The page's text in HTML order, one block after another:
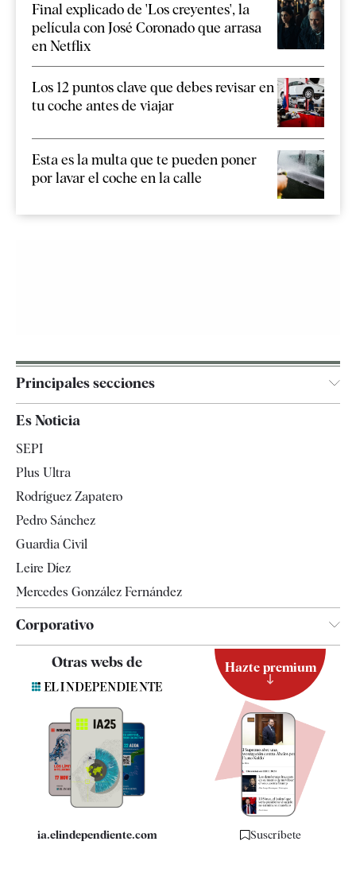
Final explicado de 'Los creyentes', la
película con José Coronado que arrasa
en Netflix
Los 12 puntos clave que debes revisar en
tu coche antes de viajar
Esta es la multa que te pueden poner
por lavar el coche en la calle
Principales secciones
España
Televisión
Es Noticia
SEPI
Plus Ultra
Rodríguez Zapatero
Pedro Sánchez
Guardia Civil
Leire Díez
Mercedes González Fernández
Corporativo
Contacto
Quiénes somos
Especificaciones
Otras webs de
ia.elindependiente.com
Hazte premium
Suscríbete